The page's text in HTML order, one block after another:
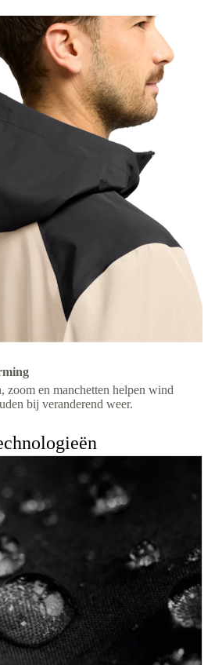
zoom en manchetten helpen wind
bij veranderend weer.